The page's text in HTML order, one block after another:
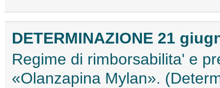
DETERMINAZIONE 21
Regime di rimborsabilita' e
«Olanzapina Mylan».